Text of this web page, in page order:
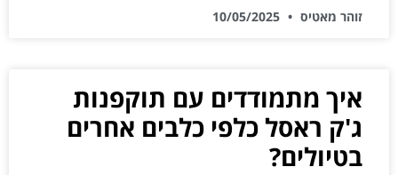
זוהר מאטיס
איך מתמודדים עם תוקפנות
ג'ק ראסל כלפי כלבים אחרים
בטיולים?